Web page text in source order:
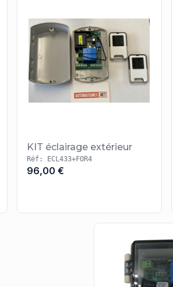
KIT éclairage extérieur
Réf: ECL433+FOR4
96,00 €